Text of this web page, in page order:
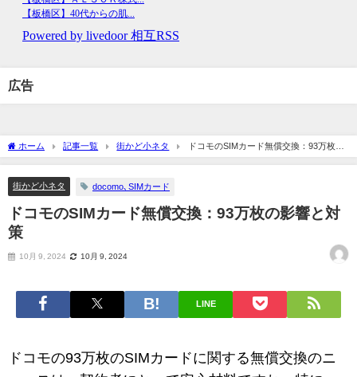
広告
ホーム 記事一覧 街かど小ネタ
ドコモのSIMカード無償交換：93万枚の
影響と対策
街かど小ネタ docomo､SIMカード
ドコモのSIMカード無償交換：93万枚の影響と対
策
10月 9, 2024 10月 9, 2024
LINE
ドコモの93万枚のSIMカードに関する無償交換のニ